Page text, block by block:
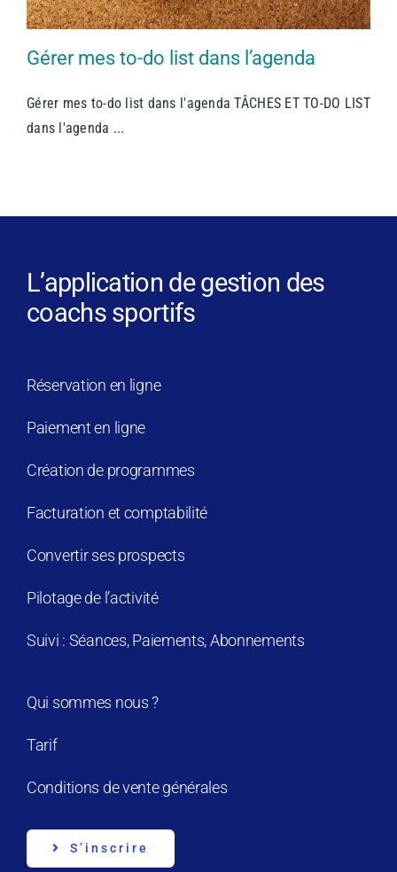
Gérer mes to-do list dans l’agenda
Gérer mes to-do list dans l'agenda TÂCHES ET TO-DO LIST
dans l'agenda ...
L’application de gestion des
coachs sportifs
Réservation en ligne
Paiement en ligne
Création de programmes
Facturation et comptabilité
Convertir ses prospects
Pilotage de l’activité
Suivi : Séances, Paiements, Abonnements
Qui sommes nous ?
Tarif
Conditions de vente générales
S’inscrire